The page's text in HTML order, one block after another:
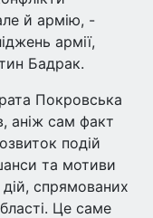
й армію, -
армії,
Бадрак.
Покровська
аніж сам факт
подій
та мотиви
спрямованих
Це саме